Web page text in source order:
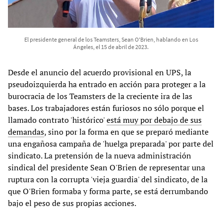
El presidente general de los Teamsters, Sean O'Brien, hablando en Los
Ángeles, el 15 de abril de 2023.
Desde el anuncio del acuerdo provisional en UPS, la
pseudoizquierda ha entrado en acción para proteger a la
burocracia de los Teamsters de la creciente ira de las
bases. Los trabajadores están furiosos no sólo porque el
llamado contrato 'histórico'está muy por debajo de sus
demandas, sino por la forma en que se preparó mediante
una engañosa campaña de 'huelga preparada' por parte del
sindicato. La pretensión de la nueva administración
sindical del presidente Sean O'Brien de representar una
ruptura con la corrupta 'vieja guardia' del sindicato, de la
que O'Brien formaba y forma parte, se está derrumbando
bajo el peso de sus propias acciones.